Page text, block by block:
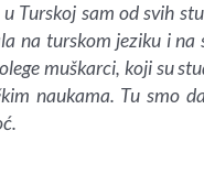
Turskoj sam od svih
na turskom jeziku i
muškarci, koji su
naukama. Tu smo